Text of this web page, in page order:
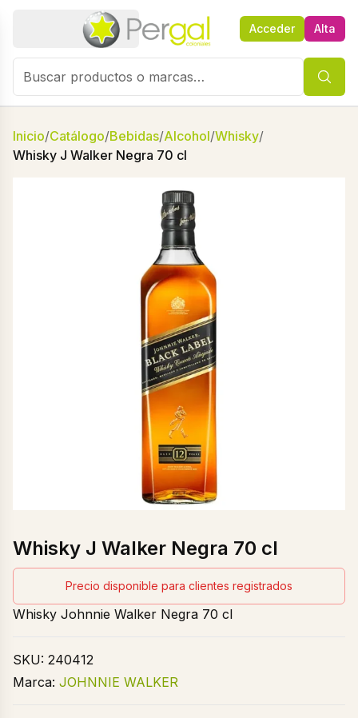
Acceder Alta
Inicio/Catálogo/Bebidas/Alcohol/Whisky/
Whisky J Walker Negra 70 cl
Whisky J Walker Negra 70 cl
Precio disponible para clientes registrados
Whisky Johnnie Walker Negra 70 cl
SKU: 240412
Marca: JOHNNIE WALKER